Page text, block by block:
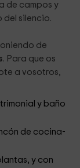
de campos y
del silencio.
de
. Para que os
a vosotros,
y baño
de cocina-
y con